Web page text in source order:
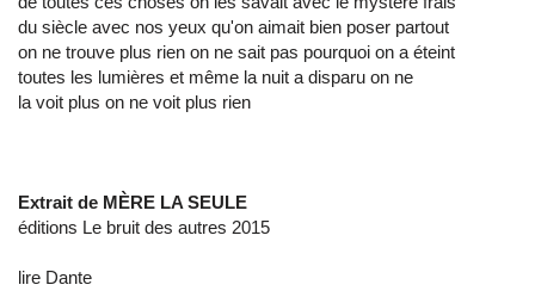
du siècle avec nos yeux qu'on aimait bien poser partout
on ne trouve plus rien on ne sait pas pourquoi on a éteint
toutes les lumières et même la nuit a disparu on ne
la voit plus on ne voit plus rien
Extrait de MÈRE LA SEULE
éditions Le bruit des autres 2015
lire Dante